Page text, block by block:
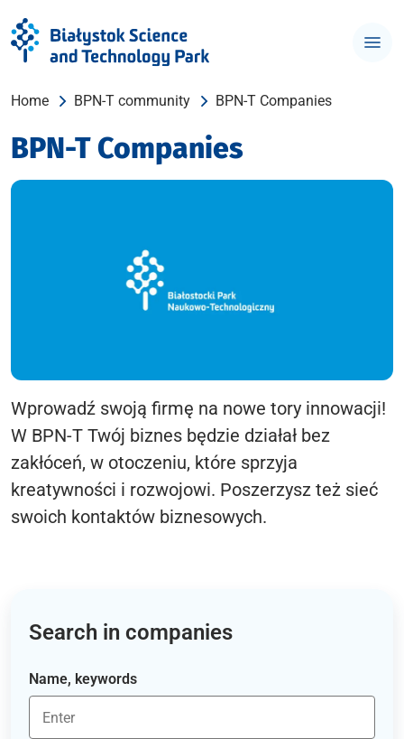
Home BPN-T community BPN-T Companies
BPN-T Companies
Wprowadź swoją firmę na nowe tory innowacji!
W BPN-T Twój biznes będzie działał bez
zakłóceń, w otoczeniu, które sprzyja
kreatywności i rozwojowi. Poszerzysz też sieć
swoich kontaktów biznesowych.
Search in companies
Name, keywords